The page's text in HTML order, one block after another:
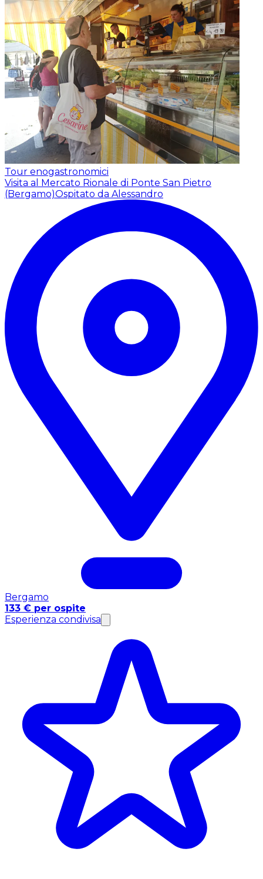
Tour enogastronomici
Visita al Mercato Rionale di Ponte San Pietro
(Bergamo)Ospitato da Alessandro
Bergamo
133 € per ospite
Esperienza condivisa